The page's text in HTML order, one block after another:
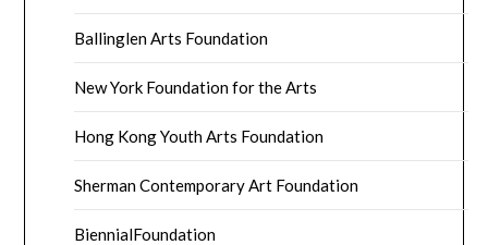
Ballinglen Arts Foundation
New York Foundation for the Arts
Hong Kong Youth Arts Foundation
Sherman Contemporary Art Foundation
BiennialFoundation